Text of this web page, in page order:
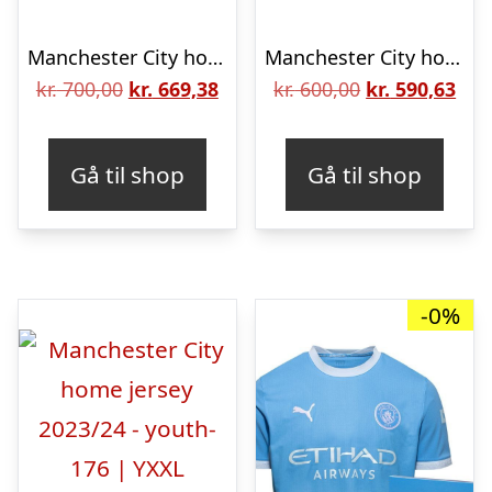
Manchester City home jersey 2023/24 – mens-S
kr.700,00 Den
var:
kr. 700,00.
kr. 669,38Den
kr. 669,38.
Gå til shop
Manchester City home jersey 2022/23 – youth-128 | YS
kr.600,00 Den
var:
kr. 600,00.
kr. 590,63Den
kr.
Gå til shop
-0%